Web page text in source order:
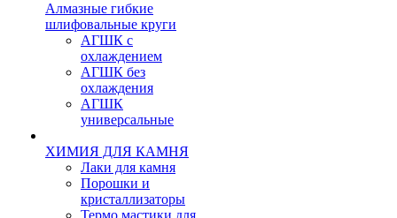
Алмазные гибкие
шлифовальные круги
АГШК с
охлаждением
АГШК без
охлаждения
АГШК
универсальные
ХИМИЯ ДЛЯ КАМНЯ
Лаки для камня
Порошки и
кристаллизаторы
Термо мастики для